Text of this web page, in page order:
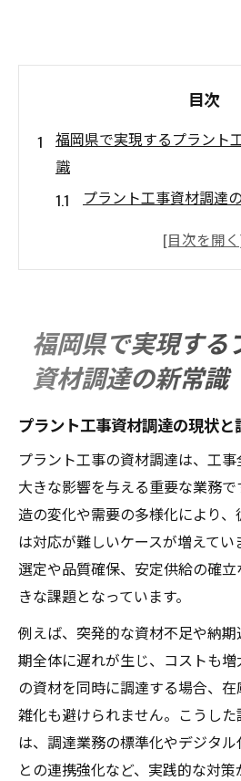
目次
福岡県で実現するプラント
識
プラント工事資材調達
福岡県の産業動向が資
現場担当が知っておき
プラント工事資材調達
資材調達が変わるプラント
プラント工事と資材調
解説
デジタル化が推進する
ント
新技術導入が生むプラ
果
資材調達におけるコス
サステナブルな調達体
信頼性を確保するための資
プラント工事で重視す
準
福岡県で実現する
資材調達の新常識
プラント工事資材調達の現状と
プラント工事の資材調達は、工
大きな影響を与える重要な業務
造の変化や需要の多様化により
は対応が難しいケースが増えて
選定や品質確保、安定供給の確
きな課題となっています。
例えば、突発的な資材不足や納
期全体に遅れが生じ、コストも
の資材を同時に調達する場合、
雑化も避けられません。こうし
は、調達業務の標準化やデジタ
との連携強化など、実践的な対策